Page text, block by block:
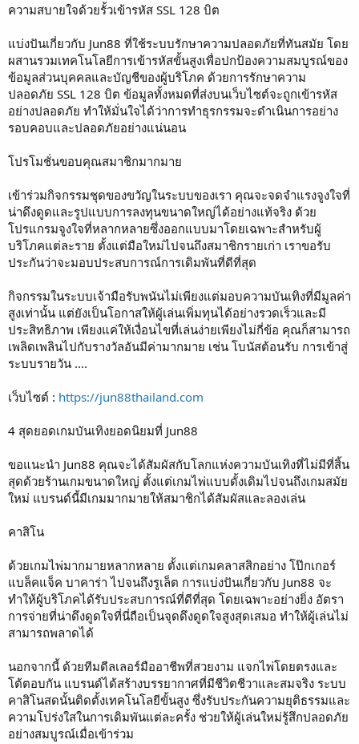
ความสบายใจด้วยรั้วเข้ารหัส SSL 128 บิต
แบ่งปันเกี่ยวกับ Jun88 ที่ใช้ระบบรักษาความปลอดภัยที่ทันสมัย โดย
ผสานรวมเทคโนโลยีการเข้ารหัสขั้นสูงเพื่อปกป้องความสมบูรณ์ของ
ข้อมูลส่วนบุคคลและบัญชีของผู้บริโภค ด้วยการรักษาความ
ปลอดภัย SSL 128 บิต ข้อมูลทั้งหมดที่ส่งบนเว็บไซต์จะถูกเข้ารหัส
อย่างปลอดภัย ทำให้มั่นใจได้ว่าการทำธุรกรรมจะดำเนินการอย่าง
รอบคอบและปลอดภัยอย่างแน่นอน
โปรโมชั่นขอบคุณสมาชิกมากมาย
เข้าร่วมกิจกรรมชุดของขวัญในระบบของเรา คุณจะจดจำแรงจูงใจที่
น่าดึงดูดและรูปแบบการลงทุนขนาดใหญ่ได้อย่างแท้จริง ด้วย
โปรแกรมจูงใจที่หลากหลายซึ่งออกแบบมาโดยเฉพาะสำหรับผู้
บริโภคแต่ละราย ตั้งแต่มือใหม่ไปจนถึงสมาชิกรายเก่า เราขอรับ
ประกันว่าจะมอบประสบการณ์การเดิมพันที่ดีที่สุด
กิจกรรมในระบบเจ้ามือรับพนันไม่เพียงแต่มอบความบันเทิงที่มีมูลค่า
สูงเท่านั้น แต่ยังเป็นโอกาสให้ผู้เล่นเพิ่มทุนได้อย่างรวดเร็วและมี
ประสิทธิภาพ เพียงแค่ให้เงื่อนไขที่เล่นง่ายเพียงไม่กี่ข้อ คุณก็สามารถ
เพลิดเพลินไปกับรางวัลอันมีค่ามากมาย เช่น โบนัสต้อนรับ การเข้าสู่
ระบบรายวัน ....
เว็บไซต์ : https://jun88thailand.com
4 สุดยอดเกมบันเทิงยอดนิยมที่ Jun88
ขอแนะนำ Jun88 คุณจะได้สัมผัสกับโลกแห่งความบันเทิงที่ไม่มีที่สิ้น
สุดด้วยร้านเกมขนาดใหญ่ ตั้งแต่เกมไพ่แบบดั้งเดิมไปจนถึงเกมสมัย
ใหม่ แบรนด์นี้มีเกมมากมายให้สมาชิกได้สัมผัสและลองเล่น
คาสิโน
ด้วยเกมไพ่มากมายหลากหลาย ตั้งแต่เกมคลาสสิกอย่าง โป๊กเกอร์
แบล็คแจ็ค บาคาร่า ไปจนถึงรูเล็ต การแบ่งปันเกี่ยวกับ Jun88 จะ
ทำให้ผู้บริโภคได้รับประสบการณ์ที่ดีที่สุด โดยเฉพาะอย่างยิ่ง อัตรา
การจ่ายที่น่าดึงดูดใจที่นี่ถือเป็นจุดดึงดูดใจสูงสุดเสมอ ทำให้ผู้เล่นไม่
สามารถพลาดได้
นอกจากนี้ ด้วยทีมดีลเลอร์มืออาชีพที่สวยงาม แจกไพ่โดยตรงและ
โต้ตอบกัน แบรนด์ได้สร้างบรรยากาศที่มีชีวิตชีวาและสมจริง ระบบ
คาสิโนสดนั้นติดตั้งเทคโนโลยีขั้นสูง ซึ่งรับประกันความยุติธรรมและ
ความโปร่งใสในการเดิมพันแต่ละครั้ง ช่วยให้ผู้เล่นใหม่รู้สึกปลอดภัย
อย่างสมบูรณ์เมื่อเข้าร่วม